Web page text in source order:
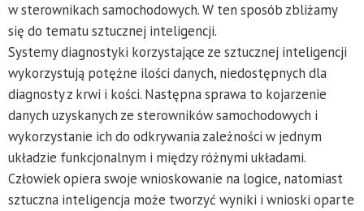
w sterownikach samochodowych. W ten sposób zbliżamy
się do tematu sztucznej inteligencji.
Systemy diagnostyki korzystające ze sztucznej inteligencji
wykorzystują potężne ilości danych, niedostępnych dla
diagnosty z krwi i kości. Następna sprawa to kojarzenie
danych uzyskanych ze sterowników samochodowych i
wykorzystanie ich do odkrywania zależności w jednym
układzie funkcjonalnym i między różnymi układami.
Człowiek opiera swoje wnioskowanie na logice, natomiast
sztuczna inteligencja może tworzyć wyniki i wnioski oparte